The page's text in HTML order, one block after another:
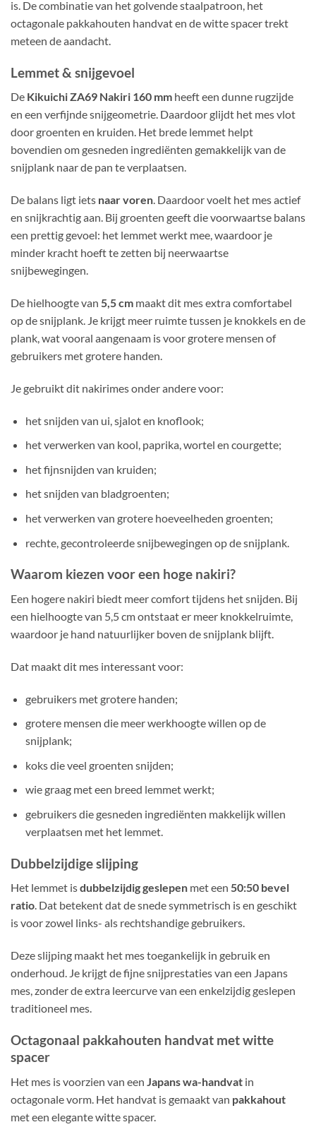
is. De combinatie van het golvende staalpatroon, het
octagonale pakkahouten handvat en de witte spacer trekt
meteen de aandacht.
Lemmet & snijgevoel
De Kikuichi ZA69 Nakiri 160 mm heeft een dunne rugzijde
en een verfijnde snijgeometrie. Daardoor glijdt het mes vlot
door groenten en kruiden. Het brede lemmet helpt
bovendien om gesneden ingrediënten gemakkelijk van de
snijplank naar de pan te verplaatsen.
De balans ligt iets naar voren. Daardoor voelt het mes actief
en snijkrachtig aan. Bij groenten geeft die voorwaartse balans
een prettig gevoel: het lemmet werkt mee, waardoor je
minder kracht hoeft te zetten bij neerwaartse
snijbewegingen.
De hielhoogte van 5,5 cm maakt dit mes extra comfortabel
op de snijplank. Je krijgt meer ruimte tussen je knokkels en de
plank, wat vooral aangenaam is voor grotere mensen of
gebruikers met grotere handen.
Je gebruikt dit nakirimes onder andere voor:
het snijden van ui, sjalot en knoflook;
het verwerken van kool, paprika, wortel en courgette;
het fijnsnijden van kruiden;
het snijden van bladgroenten;
het verwerken van grotere hoeveelheden groenten;
rechte, gecontroleerde snijbewegingen op de snijplank.
Waarom kiezen voor een hoge nakiri?
Een hogere nakiri biedt meer comfort tijdens het snijden. Bij
een hielhoogte van 5,5 cm ontstaat er meer knokkelruimte,
waardoor je hand natuurlijker boven de snijplank blijft.
Dat maakt dit mes interessant voor:
gebruikers met grotere handen;
grotere mensen die meer werkhoogte willen op de
snijplank;
koks die veel groenten snijden;
wie graag met een breed lemmet werkt;
gebruikers die gesneden ingrediënten makkelijk willen
verplaatsen met het lemmet.
Dubbelzijdige slijping
Het lemmet isdubbelzijdig geslepen met een 50:50 bevel
ratio. Dat betekent dat de snede symmetrisch is en geschikt
is voor zowel links- als rechtshandige gebruikers.
Deze slijping maakt het mes toegankelijk in gebruik en
onderhoud. Je krijgt de fijne snijprestaties van een Japans
mes, zonder de extra leercurve van een enkelzijdig geslepen
traditioneel mes.
Octagonaal pakkahouten handvat met witte
spacer
Het mes is voorzien van een Japans wa-handvat in
octagonale vorm. Het handvat is gemaakt van pakkahout
met een elegante witte spacer.